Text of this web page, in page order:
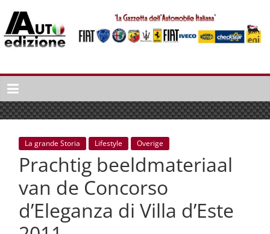
naar
inhoud
Auto
Edizione
La
Gazetta
dell'Automobile
Italiana
autonieuws
lifestyle
La grande Storia Lifestyle Overige
Prachtig beeldmateriaal
van de Concorso
d’Eleganza di Villa d’Este